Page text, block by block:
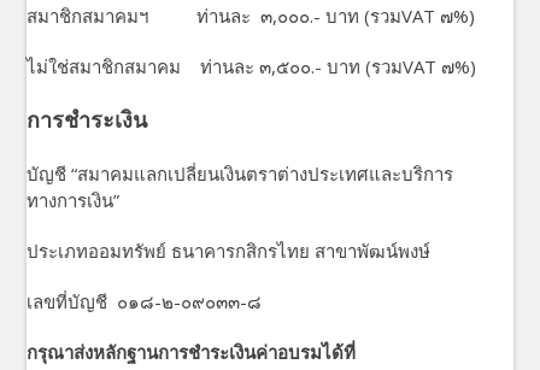
สมาชิกสมาคมฯ ท่านละ ๓,๐๐๐.- บาท (รวมVAT ๗%)
ไม่ใช่สมาชิกสมาคม ท่านละ ๓,๕๐๐.- บาท (รวมVAT ๗%)
การชำระเงิน
บัญชี “สมาคมแลกเปลี่ยนเงินตราต่างประเทศและบริการ
ทางการเงิน”
ประเภทออมทรัพย์ ธนาคารกสิกรไทย สาขาพัฒน์พงษ์
เลขที่บัญชี ๐๑๘-๒-๐๙๐๓๓-๘
กรุณาส่งหลักฐานการชำระเงินค่าอบรมได้ที่